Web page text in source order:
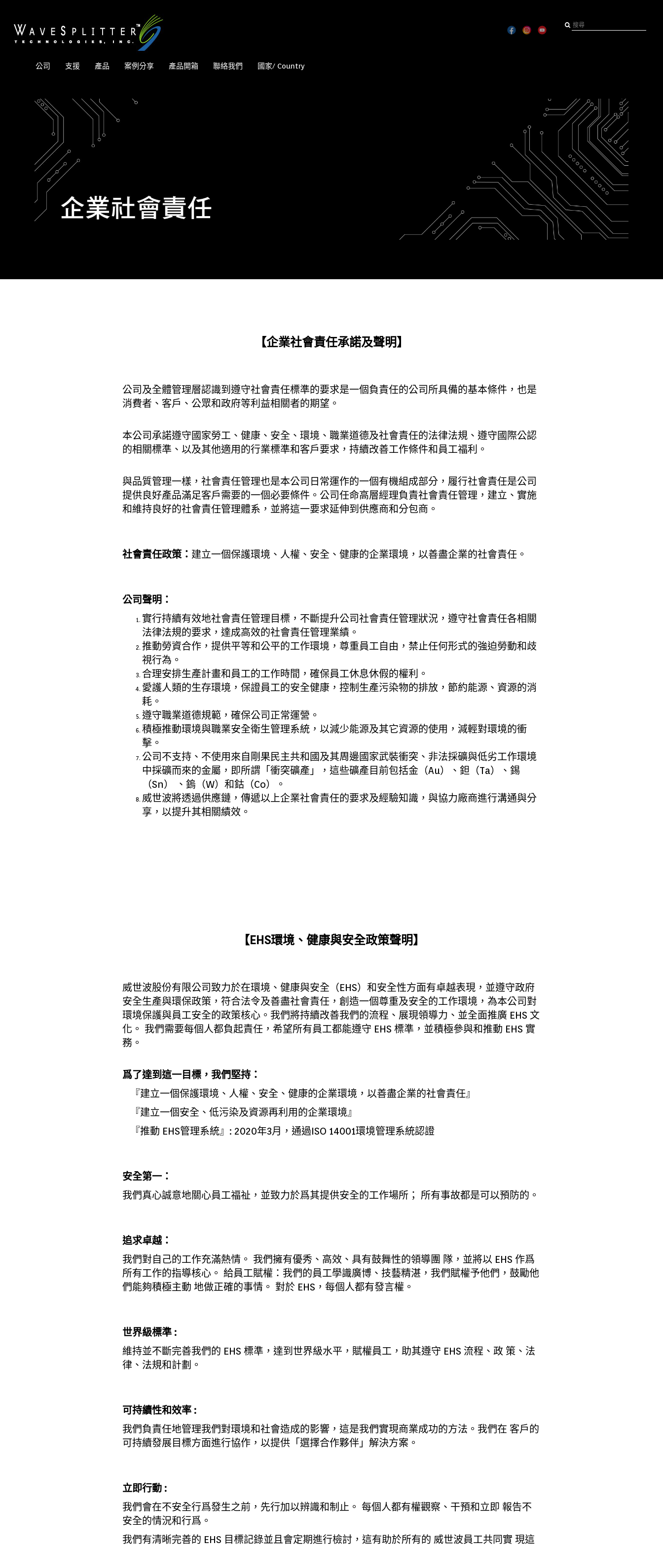
公司 支援 產品 案例分享 產品開箱 聯絡我們 國家/ Country
【企業社會責任承諾及聲明】
公司及全體管理層認識到遵守社會責任標準的要求是一個負責任的公司所具備的基本條件，也是
消費者、客戶、公眾和政府等利益相關者的期望。
本公司承諾遵守國家勞工、健康、安全、環境、職業道德及社會責任的法律法規、遵守國際公認
的相關標準、以及其他適用的行業標準和客戶要求，持續改善工作條件和員工福利。
與品質管理一樣，社會責任管理也是本公司日常運作的一個有機組成部分，履行社會責任是公司
提供良好產品滿足客戶需要的一個必要條件。公司任命高層經理負責社會責任管理，建立、實施
和維持良好的社會責任管理體系，並將這一要求延伸到供應商和分包商。
社會責任政策： 建立一個保護環境、人權、安全、健康的企業環境，以善盡企業的社會責任。
公司聲明：
實行持續有效地社會責任管理目標，不斷提升公司社會責任管理狀況，遵守社會責任各相關
法律法規的要求，達成高效的社會責任管理業績。
推動勞資合作，提供平等和公平的工作環境，尊重員工自由，禁止任何形式的強迫勞動和歧
視行為。
合理安排生產計畫和員工的工作時間，確保員工休息休假的權利。
愛護人類的生存環境，保證員工的安全健康，控制生產污染物的排放，節約能源、資源的消
耗。
遵守職業道德規範，確保公司正常運營。
積極推動環境與職業安全衛生管理系統，以減少能源及其它資源的使用，減輕對環境的衝
擊。
公司不支持、不使用來自剛果民主共和國及其周邊國家武裝衝突、非法採礦與低劣工作環境
中採礦而來的金屬，即所謂「衝突礦產」，這些礦產目前包括金（Au）、鉭（Ta）、錫
（Sn） 、鎢（W）和鈷（Co）。
威世波將透過供應鏈，傳遞以上企業社會責任的要求及經驗知識，與協力廠商進行溝通與分
享，以提升其相關績效。
【EHS環境、健康與安全政策聲明】
威世波股份有限公司致力於在環境、健康與安全（EHS）和安全性方面有卓越表現，並遵守政府
安全生產與環保政策，符合法令及善盡社會責任，創造一個尊重及安全的工作環境，為本公司對
環境保護與員工安全的政策核心。我們將持續改善我們的流程、展現領導力、並全面推廣 EHS 文
化。 我們需要每個人都負起責任，希望所有員工都能遵守 EHS 標準，並積極參與和推動 EHS 實
務。
爲了達到這一目標，我們堅持：
『建立一個保護環境、人權、安全、健康的企業環境，以善盡企業的社會責任』
『建立一個安全、低污染及資源再利用的企業環境』
『推動 EHS管理系統』: 2020年3月，通過ISO 14001環境管理系統認證
安全第一：
我們真心誠意地關心員工福祉，並致力於爲其提供安全的工作場所； 所有事故都是可以預防的。
追求卓越：
我們對自己的工作充滿熱情。 我們擁有優秀、高效、具有鼓舞性的領導團 隊，並將以 EHS 作爲
所有工作的指導核心。 給員工賦權：我們的員工學識廣博、技藝精湛，我們賦權予他們，鼓勵他
們能夠積極主動 地做正確的事情。 對於 EHS，每個人都有發言權。
世界級標準 :
維持並不斷完善我們的 EHS 標準，達到世界級水平，賦權員工，助其遵守 EHS 流程、政 策、法
律、法規和計劃。
可持續性和效率 :
我們負責任地管理我們對環境和社會造成的影響，這是我們實現商業成功的方法。我們在 客戶的
可持續發展目標方面進行協作，以提供「選擇合作夥伴」解決方案。
立即行動 :
我們會在不安全行爲發生之前，先行加以辨識和制止。 每個人都有權觀察、干預和立即 報告不
安全的情況和行爲。
我們有清晰完善的 EHS 目標記錄並且會定期進行檢討，這有助於所有的 威世波員工共同實 現這